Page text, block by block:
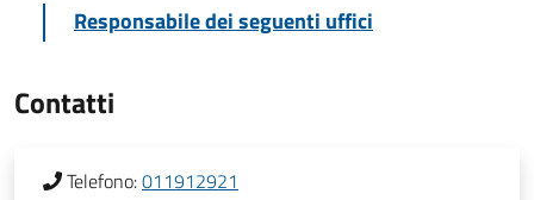
Responsabile dei seguenti uffici
Contatti
Telefono:011912921